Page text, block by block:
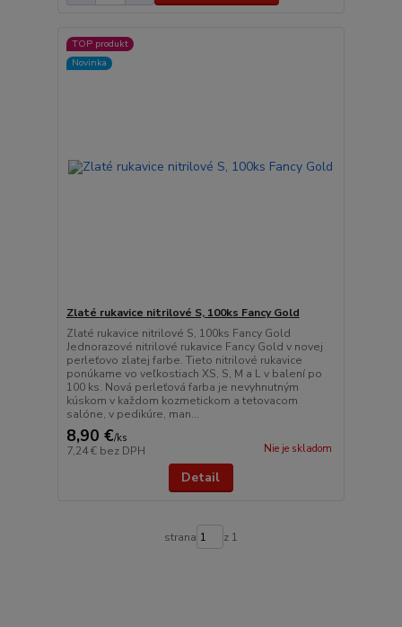
TOP produkt
Novinka
Zlaté rukavice nitrilové S, 100ks Fancy Gold
Zlaté rukavice nitrilové S, 100ks Fancy Gold
Jednorazové nitrilové rukavice Fancy Gold v novej
perleťovo zlatej farbe. Tieto nitrilové rukavice
ponúkame vo veľkostiach XS, S, M a L v balení po
100 ks. Nová perleťová farba je nevyhnutným
kúskom v každom kozmetickom a tetovacom
salóne, v pedikúre, man...
8,90 €/ks
7,24 € bez DPH Nie je skladom
Detail
strana z 1